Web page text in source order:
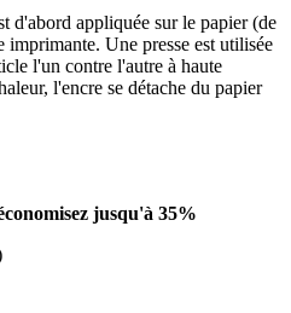
d'abord appliquée sur le papier (de
Une presse est utilisée
l'un contre l'autre à haute
l'encre se détache du papier
jusqu'à 35%